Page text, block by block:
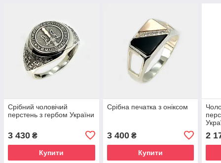
Срібний чоловічий
перстень з гербом України
3 430 ₴
Купити
Срібна печатка з оніксом
3 400₴
Купити
2